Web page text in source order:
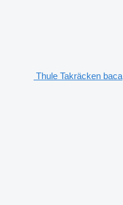
Thule Takräcken baca